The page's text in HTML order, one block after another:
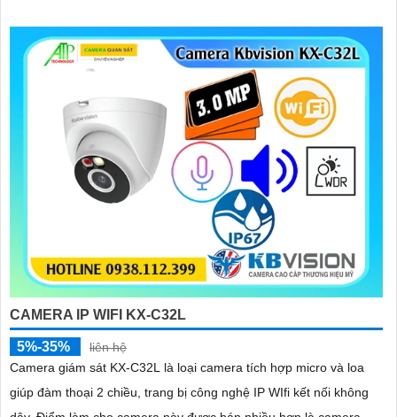
CAMERA IP WIFI KX-C32L
5%-35%
liên hệ
Camera giám sát KX-C32L là loại camera tích hợp micro và loa
giúp đàm thoại 2 chiều, trang bị công nghệ IP WIfi kết nối không